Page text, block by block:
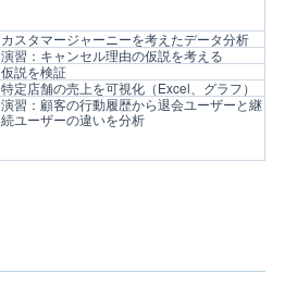
カスタマージャーニーを考えたデータ分析
演習：キャンセル理由の仮説を考える
仮説を検証
特定店舗の売上を可視化（Excel、グラフ）
演習：顧客の行動履歴から退会ユーザーと継
続ユーザーの違いを分析